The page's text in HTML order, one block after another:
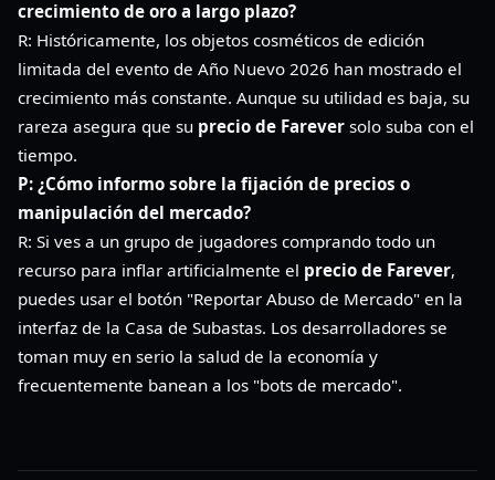
crecimiento de oro a largo plazo?
R: Históricamente, los objetos cosméticos de edición
limitada del evento de Año Nuevo 2026 han mostrado el
crecimiento más constante. Aunque su utilidad es baja, su
rareza asegura que su precio de Farever solo suba con el
tiempo.
P: ¿Cómo informo sobre la fijación de precios o
manipulación del mercado?
R: Si ves a un grupo de jugadores comprando todo un
recurso para inflar artificialmente el precio de Farever,
puedes usar el botón "Reportar Abuso de Mercado" en la
interfaz de la Casa de Subastas. Los desarrolladores se
toman muy en serio la salud de la economía y
frecuentemente banean a los "bots de mercado".